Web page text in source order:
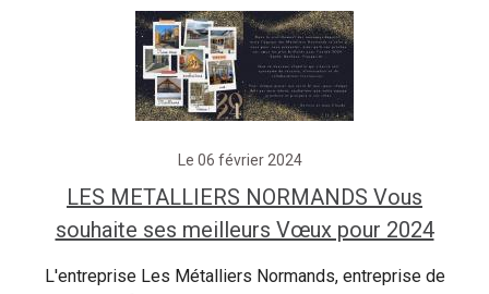
Le 06 février 2024
LES METALLIERS NORMANDS Vous
souhaite ses meilleurs Vœux pour 2024
L'entreprise Les Métalliers Normands, entreprise de